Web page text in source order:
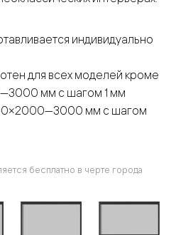
индивидуально
для всех моделей кроме
мм с шагом 1 мм
мм с шагом
бесплатно в черте города